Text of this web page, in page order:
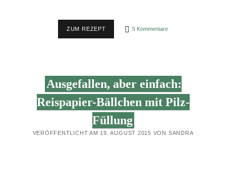
ZUM REZEPTTÜRKISCHE
SÄTTIGEND
(GLUTENFREI)
5 Kommentare
Ausgefallen, aber einfach:
Reispapier-Bällchen mit Pilz-
Füllung
VERÖFFENTLICHT AM 19. AUGUST 2015 VON SANDRA